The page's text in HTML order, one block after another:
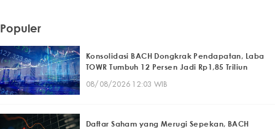
Populer
Konsolidasi BACH Dongkrak Pendapatan, Laba
TOWR Tumbuh 12 Persen Jadi Rp1,85 Triliun
08/08/2026 12:03 WIB
Daftar Saham yang Merugi Sepekan, BACH